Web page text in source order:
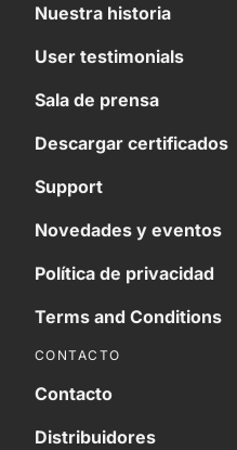
Nuestra historia
User testimonials
Sala de prensa
Descargar certificados
Support
Novedades y eventos
Política de privacidad
Terms and Conditions
CONTACTO
Contacto
Distribuidores